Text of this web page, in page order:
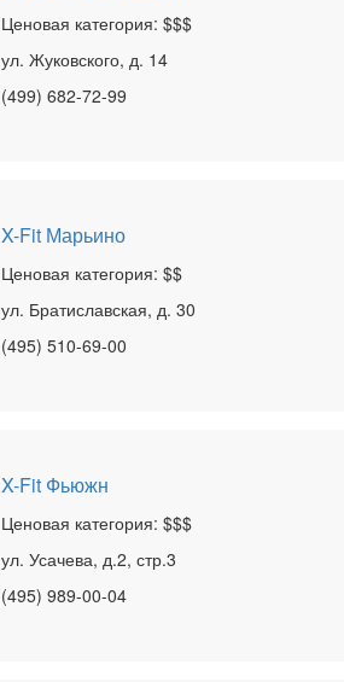
Ценовая категория: $$$
ул. Жуковского, д. 14
(499) 682-72-99
X-Fit Марьино
Ценовая категория: $$
ул. Братиславская, д. 30
(495) 510-69-00
X-Fit Фьюжн
Ценовая категория: $$$
ул. Усачева, д.2, стр.3
(495) 989-00-04